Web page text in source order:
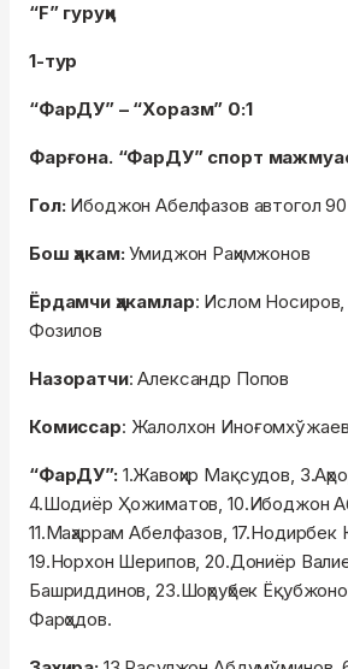
“F” гуруҳи
1-тур
“ФарДУ” – “Хоразм” 0:1
Фарғона. “ФарДУ” спорт
Гол: Ибоджон Абелфазов автогол
Бош ҳакам:Умиджон Раҳимжонов
Ёрдамчи ҳакамлар: Ислом
Фозилов
Назоратчи: Александр Попов
Комиссар: Жалолхон Иноғомхўжаев
“ФарДУ”:1.Жавоҳир Мақсудов,
4.Шодиёр Ҳожиматов, 10.Ибоджон
11.Маҳаррам Абелфазов, 17.Нодирбек
19.Норхон Шерипов, 20.Дониёр
Башриддинов, 23.Шоҳруҳбек
Фарҳодов.